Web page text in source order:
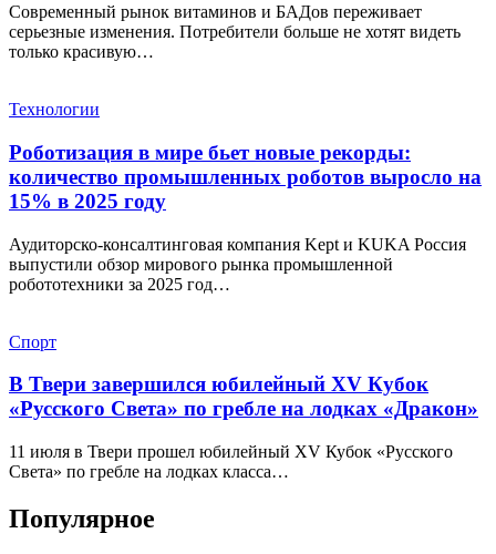
Современный рынок витаминов и БАДов переживает
серьезные изменения. Потребители больше не хотят видеть
только красивую…
Технологии
Роботизация в мире бьет новые рекорды:
количество промышленных роботов выросло на
15% в 2025 году
Аудиторско-консалтинговая компания Kept и KUKA Россия
выпустили обзор мирового рынка промышленной
робототехники за 2025 год…
Спорт
В Твери завершился юбилейный XV Кубок
«Русского Света» по гребле на лодках «Дракон»
11 июля в Твери прошел юбилейный XV Кубок «Русского
Света» по гребле на лодках класса…
Популярное